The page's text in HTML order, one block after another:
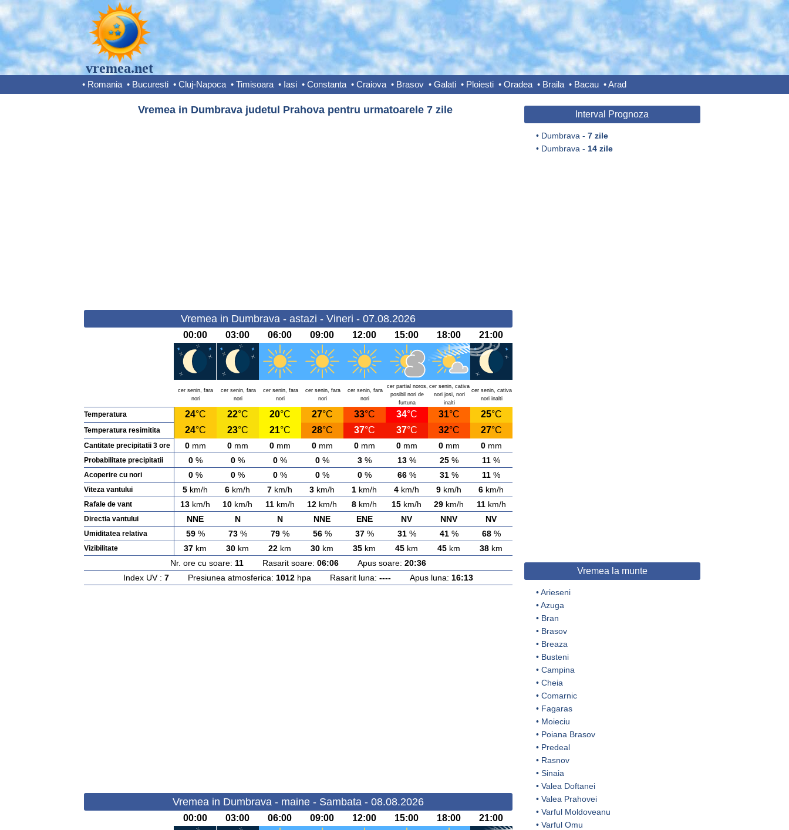
vremea.net
• Romania • Bucuresti • Cluj-Napoca • Timisoara • Iasi • Constanta • Craiova • Brasov • Galati • Ploiesti • Oradea • Braila • Bacau •Arad
Vremea in Dumbrava judetul Prahova pentru urmatoarele 7 zile
Vremea in Dumbrava - astazi - Vineri - 07.08.2026
00:00 03:00 06:00 09:00 12:00 15:00 18:00 21:00
cer senin, fara
nori
cer senin, fara
nori
cer senin, fara
nori
cer senin, fara
nori
cer senin, fara
nori
cer partial noros,
posibil nori de
furtuna
cer senin, cativa
nori josi, nori
inalti
cer senin, cativa
nori inalti
Temperatura 24°C 22°C 20°C 27°C 33°C 34°C 31°C 25°C
Temperatura resimitita 24°C 23°C 21°C 28°C 37°C 37°C 32°C 27°C
Cantitate precipitatii 3 ore 0mm 0mm 0mm 0mm 0mm 0mm 0mm 0mm
Probabilitate precipitatii 0% 0% 0% 0% 3% 13% 25% 11 %
Acoperire cu nori 0% 0% 0% 0% 0% 66% 31% 11 %
Viteza vantului 5 km/h 6 km/h 7 km/h 3 km/h 1 km/h 4 km/h 9 km/h 6 km/h
Rafale de vant 13 km/h 10 km/h 11km/h 12 km/h 8 km/h 15 km/h 29 km/h 11km/h
Directia vantului NNE N N NNE ENE NV NNV NV
Umiditatea relativa 59% 73% 79% 56% 37% 31% 41% 68%
Vizibilitate 37 km 30 km 22 km 30 km 35 km 45 km 45 km 38 km
Nr. ore cu soare: 11Rasarit soare: 06:06Apus soare: 20:36
Index UV : 7Presiunea atmosferica: 1012hpa Rasarit luna: ----Apus luna: 16:13
Vremea in Dumbrava - maine - Sambata - 08.08.2026
00:00 03:00 06:00 09:00 12:00 15:00 18:00 21:00
Interval Prognoza
• Dumbrava - 7 zile
• Dumbrava - 14 zile
Vremea la munte
•Arieseni
•Azuga
• Bran
• Brasov
• Breaza
• Busteni
• Campina
• Cheia
• Comarnic
• Fagaras
• Moieciu
• Poiana Brasov
• Predeal
• Rasnov
• Sinaia
• Valea Doftanei
• Valea Prahovei
• Varful Moldoveanu
• Varful Omu